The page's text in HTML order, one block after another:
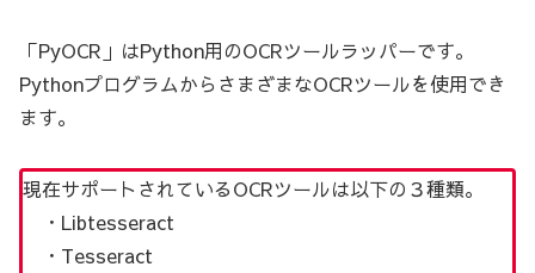
「PyOCR」はPython用のOCRツールラッパーです。
PythonプログラムからさまざまなOCRツールを使用でき
ます。
現在サポートされているOCRツールは以下の３種類。
・Libtesseract
・Tesseract